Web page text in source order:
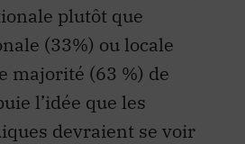
plutôt que
(33%) ou locale
majorité (63 %) de
l’idée que les
devraient se voir